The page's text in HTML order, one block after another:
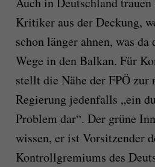
Kritiker aus der Deckung,
schon länger ahnen, was
Wege in den Balkan. Für
stellt die Nähe der FPÖ zur
Regierung jedenfalls „ein
Problem dar“. Der grüne
wissen, er ist Vorsitzender
Kontrollgremiums des